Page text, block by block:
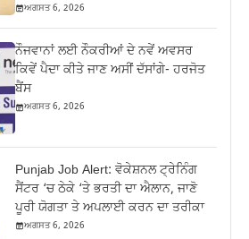
ਅਗਸਤ 6, 2026
ਨੌਜਵਾਨਾਂ ਲਈ ਨੌਕਰੀਆਂ ਦੇ ਨਵੇਂ ਅਵਸਰ
ਕਿਵੇਂ ਪੈਦਾ ਕੀਤੇ ਜਾਣ ਅਸੀਂ ਦੱਸਾਂਗੇ- ਹਰਜੋਤ
ਬੈਂਸ
ਅਗਸਤ 6, 2026
Punjab Job Alert: ਵੋਕੇਸ਼ਨਲ ਟ੍ਰੇਨਿੰਗ
ਸੈਂਟਰ ‘ਚ ਠੇਕੇ ‘ਤੇ ਭਰਤੀ ਦਾ ਐਲਾਨ, ਜਾਣੋ
ਪੂਰੀ ਯੋਗਤਾ ਤੇ ਅਪਲਾਈ ਕਰਨ ਦਾ ਤਰੀਕਾ
ਅਗਸਤ 6, 2026